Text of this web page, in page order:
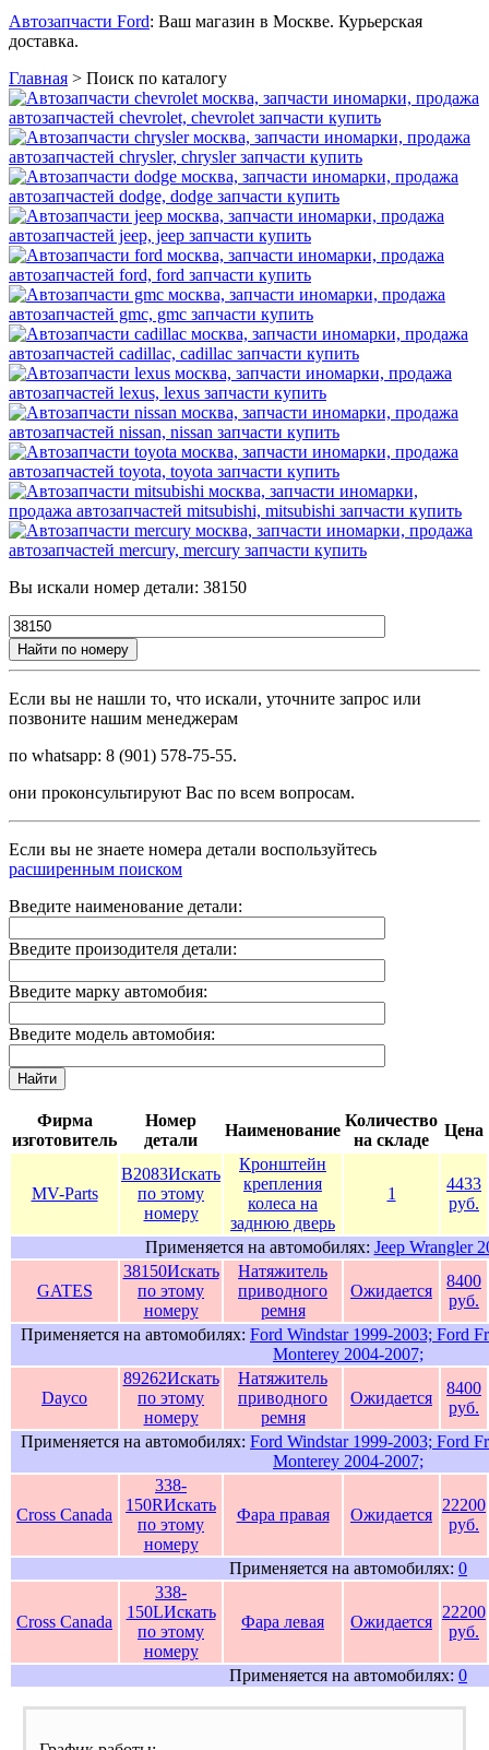
Автозапчасти Ford: Ваш магазин в Москве. Курьерская
доставка.
Главная > Поиск по каталогу
Вы искали номер детали: 38150
Найти по номеру
Если вы не нашли то, что искали, уточните запрос или
позвоните нашим менеджерам
по whatsapp: 8 (901) 578-75-55.
они проконсультируют Вас по всем вопросам.
Если вы не знаете номера детали воспользуйтесь
расширенным поиском
Введите наименование детали:
Введите произодителя детали:
Введите марку автомобия:
Введите модель автомобия:
Найти
Фирма
изготовитель
Номер
детали
Наименование
Количество
на складе
Цена
MV-Parts
B2083Искать
по этому
номеру
Кронштейн
крепления
колеса на
заднюю дверь
1
4433
руб.
Применяется на автомобилях: Jeep Wrangler
GATES
38150Искать
по этому
номеру
Натяжитель
приводного
ремня
Ожидается
8400
руб.
Применяется на автомобилях: Ford Windstar 1999-2003; Ford
Monterey 2004-2007;
Dayco
89262Искать
по этому
номеру
Натяжитель
приводного
ремня
Ожидается
8400
руб.
Применяется на автомобилях: Ford Windstar 1999-2003; Ford
Monterey 2004-2007;
Cross Canada
338-
150RИскать
по этому
номеру
Фара правая Ожидается
22200
руб.
Применяется на автомобилях: 0
Cross Canada
338-
150LИскать
по этому
номеру
Фара левая Ожидается
22200
руб.
Применяется на автомобилях: 0